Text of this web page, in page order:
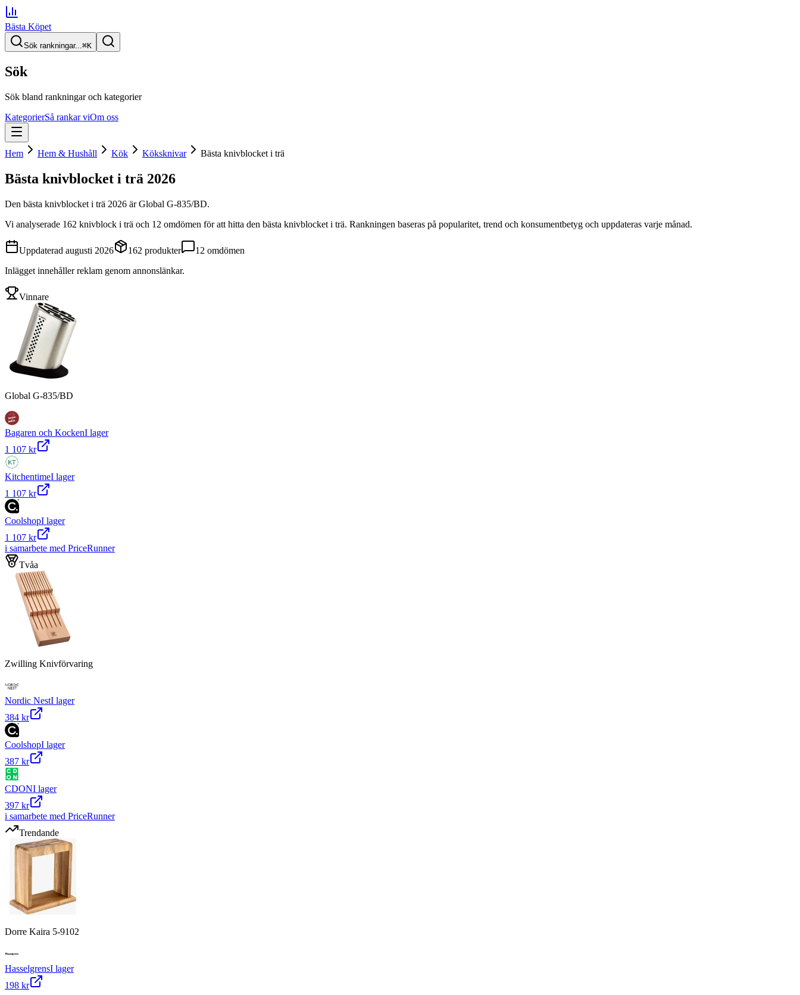
Bästa Köpet
Sök rankningar...⌘K
Sök
Sök bland rankningar och kategorier
KategorierSå rankar viOm oss
Hem Hem & Hushåll Kök Köksknivar Bästa knivblocket i trä
Bästa knivblocket i trä 2026
Den bästa knivblocket i trä 2026 ärGlobal G-835/BD.
Vi analyserade 162 knivblock i trä och 12 omdömen för att hitta den bästa knivblocket i trä. Rankningen baseras på popularitet, trend och konsumentbetyg och uppdateras varje månad.
Uppdaterad augusti 2026 162 produkter 12 omdömen
Inlägget innehåller reklam genom annonslänkar.
Vinnare
Global G-835/BD
Bagaren och KockenI lager
1 107 kr
KitchentimeI lager
1 107 kr
CoolshopI lager
1 107 kr
i samarbete med PriceRunner
Tvåa
Zwilling Knivförvaring
Nordic NestI lager
384 kr
CoolshopI lager
387 kr
CDONI lager
397 kr
i samarbete med PriceRunner
Trendande
Dorre Kaira 5-9102
HasselgrensI lager
198 kr